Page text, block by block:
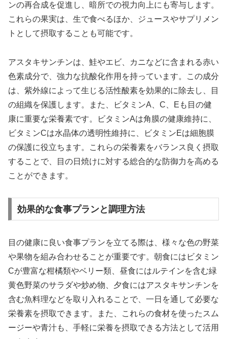
ンの再合成を促進し、暗所での視力向上にも寄与します。
これらの果実は、生で食べるほか、ジュースやサプリメン
トとして摂取することも可能です。
アスタキサンチンは、鮭やエビ、カニなどに含まれる赤い
色素成分で、強力な抗酸化作用を持っています。この成分
は、紫外線によって生じる活性酸素を効果的に除去し、目
の組織を保護します。また、ビタミンA、C、Eも目の健
康に重要な栄養素です。ビタミンAは角膜の健康維持に、
ビタミンCは水晶体の透明性維持に、ビタミンEは細胞膜
の保護に役立ちます。これらの栄養素をバランス良く摂取
することで、目の日焼けに対する総合的な防御力を高める
ことができます。
効果的な食事プランと調理方法
目の健康に良い食事プランを立てる際は、様々な色の野菜
や果物を組み合わせることが重要です。朝食にはビタミン
Cが豊富な柑橘類やベリー類、昼食にはルテインを含む緑
黄色野菜のサラダや炒め物、夕食にはアスタキサンチンを
含む魚料理などを取り入れることで、一日を通して必要な
栄養素を摂取できます。また、これらの食材を使ったスム
ージーや青汁も、手軽に栄養を摂取できる方法として活用